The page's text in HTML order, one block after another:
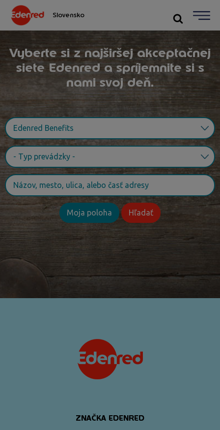
Slovensko
Vyberte si z najširšej akceptačnej
siete Edenred a spríjemnite si s
nami svoj deň.
Moja poloha Hľadať
ZNAČKA EDENRED